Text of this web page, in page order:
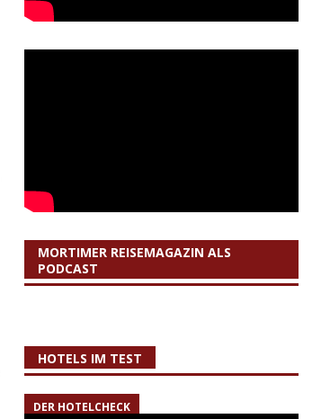
MORTIMER REISEMAGAZIN ALS
PODCAST
HOTELS IM TEST
DER HOTELCHECK